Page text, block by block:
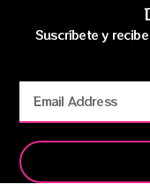
Suscríbete y